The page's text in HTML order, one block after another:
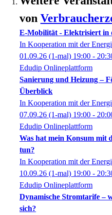
von
E-Mobilität - Elektrisiert in
In Kooperation mit der
01.09.26 (1-mal) 19:00 -
Edudip Onlineplattform
Sanierung und Heizung –
Überblick
In Kooperation mit der
07.09.26 (1-mal) 19:00 -
Edudip Onlineplattform
Was hat mein Konsum mit
tun?
In Kooperation mit der
10.09.26 (1-mal) 19:00 -
Edudip Onlineplattform
Dynamische Stromtarife –
sich?